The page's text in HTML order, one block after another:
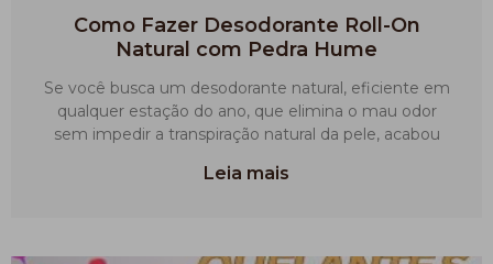
Como Fazer Desodorante Roll-On
Natural com Pedra Hume
Se você busca um desodorante natural, eficiente em
qualquer estação do ano, que elimina o mau odor
sem impedir a transpiração natural da pele, acabou
Leia mais